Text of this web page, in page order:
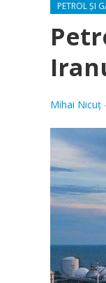
PETROL ȘI
Mihai Nicuț